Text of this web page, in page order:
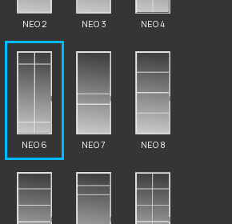
NEO 2 NEO 3 NEO 4
NEO 6 NEO 7 NEO 8